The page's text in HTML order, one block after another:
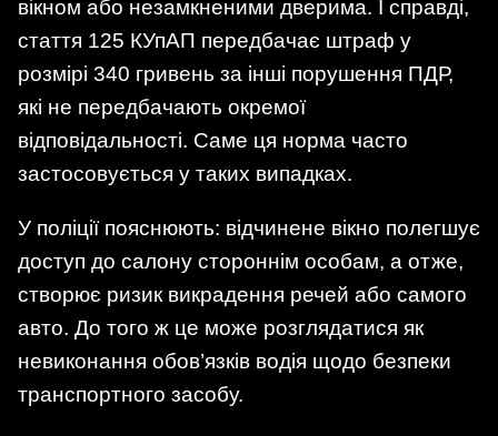
вікном або незамкненими дверима. І справді,
стаття 125 КУпАП передбачає штраф у
розмірі 340 гривень за інші порушення ПДР,
які не передбачають окремої
відповідальності. Саме ця норма часто
застосовується у таких випадках.
У поліції пояснюють: відчинене вікно полегшує
доступ до салону стороннім особам, а отже,
створює ризик викрадення речей або самого
авто. До того ж це може розглядатися як
невиконання обов’язків водія щодо безпеки
транспортного засобу.